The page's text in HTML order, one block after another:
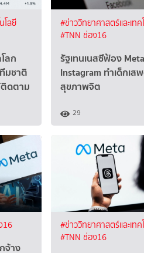
โลยี
ลก
มชาติ
ดตาม
#ข่าววิทยาศาสตร์และเทค
#TNN ช่อง16
รัฐเทนเนสซีฟ้อง
Instagram ทำเด็กเส
สุขภาพจิต
29
16
จ้าง
#ข่าววิทยาศาสตร์และเทค
#TNN ช่อง16